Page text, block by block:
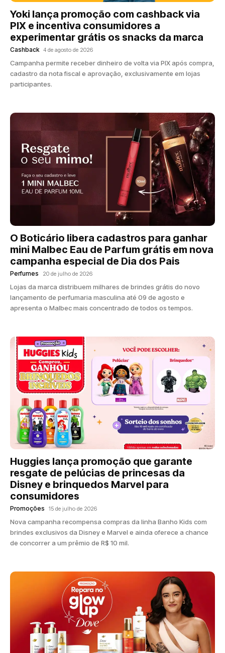
Yoki lança promoção com cashback via
PIX e incentiva consumidores a
experimentar grátis os snacks da marca
Cashback 4 de agosto de 2026
Campanha permite receber dinheiro de volta via PIX após compra,
cadastro da nota fiscal e aprovação, exclusivamente em lojas
participantes.
O Boticário libera cadastros para ganhar
mini Malbec Eau de Parfum grátis em nova
campanha especial de Dia dos Pais
Perfumes 20 de julho de 2026
Lojas da marca distribuem milhares de brindes grátis do novo
lançamento de perfumaria masculina até 09 de agosto e
apresenta o Malbec mais concentrado de todos os tempos.
Huggies lança promoção que garante
resgate de pelúcias de princesas da
Disney e brinquedos Marvel para
consumidores
Promoções 15 de julho de 2026
Nova campanha recompensa compras da linha Banho Kids com
brindes exclusivos da Disney e Marvel e ainda oferece a chance
de concorrer a um prêmio de R$ 10 mil.